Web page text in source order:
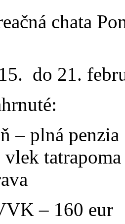
chata
do 21.
– plná penzia
vlek tatrapoma
– 160 eur